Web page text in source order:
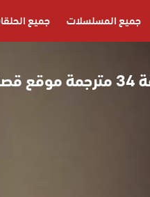
جميع المسلسلات جميع
مسلسل حلم اشرف الحلقة 34